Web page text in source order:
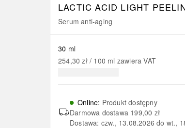
LACTIC ACID LIGHT
Serum anti-aging
30 ml
254,30 zł / 100 ml zawiera VAT
Online: Produkt dostępny
Darmowa dostawa 199,00 zł
Dostawa: czw., 13.08.2026 do wt.,